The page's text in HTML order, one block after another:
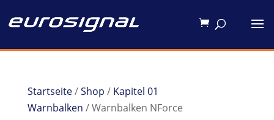
Startseite/Shop / Kapitel 01
Warnbalken / Warnbalken NForce